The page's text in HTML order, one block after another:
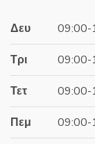
Δευ 09:00-
Τρι 09:00-
Τετ 09:00-
Πεμ 09:00-